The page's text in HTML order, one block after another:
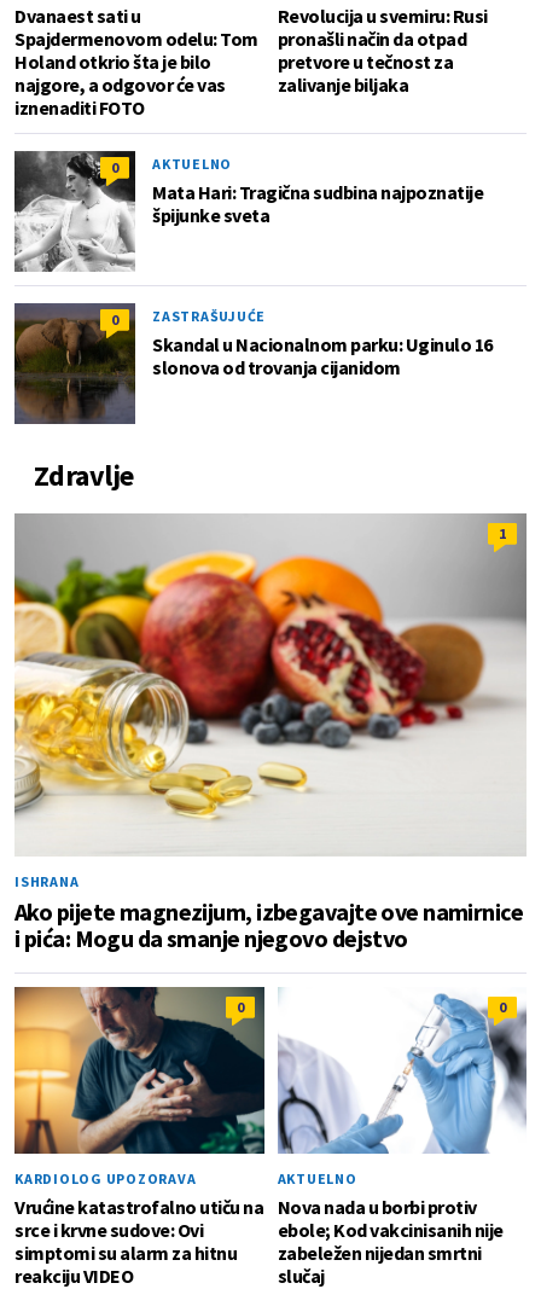
Dvanaest sati u
Spajdermenovom odelu: Tom
Holand otkrio šta je bilo
najgore, a odgovor će vas
iznenaditi FOTO
Revolucija u svemiru: Rusi
pronašli način da otpad
pretvore u tečnost za
zalivanje biljaka
0 AKTUELNO
Mata Hari: Tragična sudbina najpoznatije
špijunke sveta
0 ZASTRAŠUJUĆE
Skandal u Nacionalnom parku: Uginulo 16
slonova od trovanja cijanidom
Zdravlje
1
ISHRANA
Ako pijete magnezijum, izbegavajte ove namirnice
i pića: Mogu da smanje njegovo dejstvo
0
KARDIOLOG UPOZORAVA
Vrućine katastrofalno utiču na
srce i krvne sudove: Ovi
simptomi su alarm za hitnu
reakciju VIDEO
0
AKTUELNO
Nova nada u borbi protiv
ebole; Kod vakcinisanih nije
zabeležen nijedan smrtni
slučaj